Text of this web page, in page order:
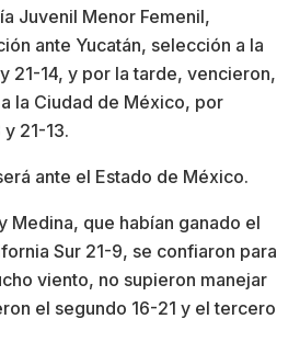
Juvenil Menor Femenil,
ante Yucatán, selección a la
21-14, y por la tarde, vencieron,
la Ciudad de México, por
21-13.
ante el Estado de México.
Medina, que habían ganado el
Sur 21-9, se confiaron para
viento, no supieron manejar
el segundo 16-21 y el tercero